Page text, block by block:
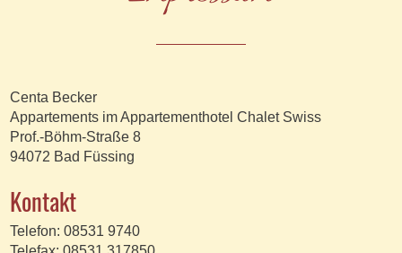
Centa Becker
Appartements im Appartementhotel Chalet Swiss
Prof.-Böhm-Straße 8
94072 Bad Füssing
Kontakt
Telefon: 08531 9740